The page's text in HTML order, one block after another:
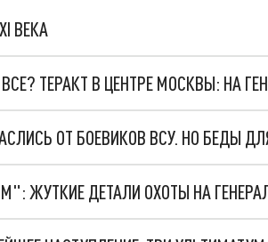
ВЕКА
ТЕРАКТ В ЦЕНТРЕ МОСКВЫ: НА
ОТ БОЕВИКОВ ВСУ. НО БЕДЫ